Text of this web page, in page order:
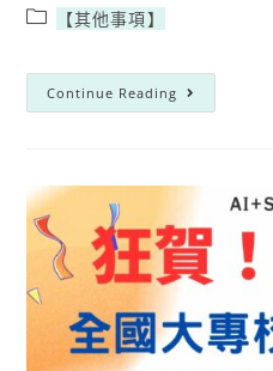
【其他事項】
Continue Reading